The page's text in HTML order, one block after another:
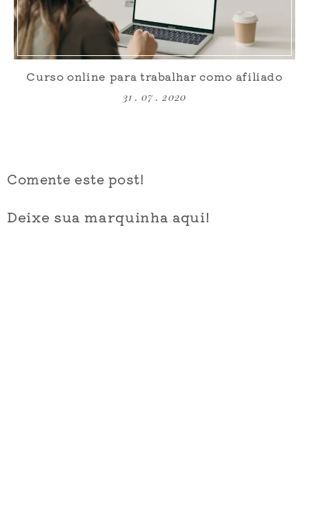
Curso online para trabalhar como afiliado
31 . 07 . 2020
Comente este post!
Deixe sua marquinha aqui!